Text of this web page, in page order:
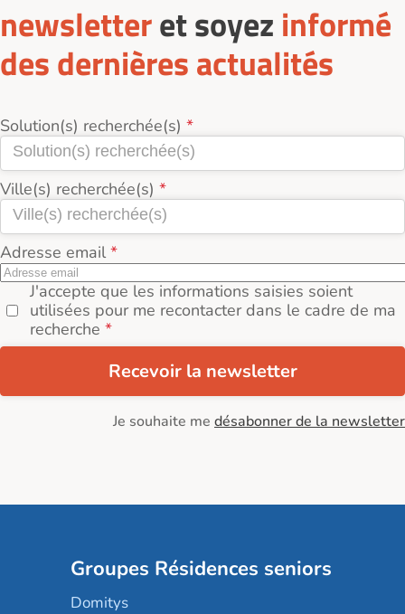
newsletteret soyez informé
des dernières actualités
Solution(s) recherchée(s)
Ville(s) recherchée(s)
Adresse email
J'accepte que les informations saisies soient
utilisées pour me recontacter dans le cadre de ma
recherche
Recevoir la newsletter
Je souhaite me désabonner de la newsletter
Groupes Résidences seniors
Domitys